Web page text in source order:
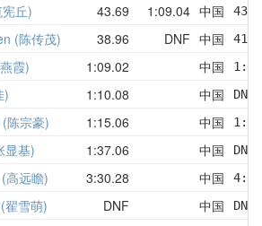
丘) 43.69 1:09.04 中国
(陈传茂) 38.96 DNF 中国
霞) 1:09.02 中国
) 1:10.08 中国
陈宗豪) 1:15.06 中国
显基) 1:37.06 中国
高远瞻) 3:30.28 中国
翟雪萌) DNF 中国